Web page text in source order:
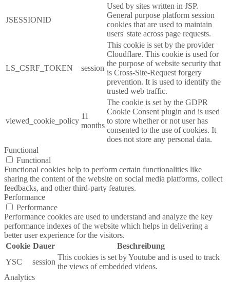
JSESSIONID
Used by sites written in JSP.
General purpose platform session
cookies that are used to maintain
users' state across page requests.
LS_CSRF_TOKEN session
This cookie is set by the provider
Cloudflare. This cookie is used for
the purpose of website security that
is Cross-Site-Request forgery
prevention. It is used to identify the
trusted web traffic.
viewed_cookie_policy
11
months
The cookie is set by the GDPR
Cookie Consent plugin and is used
to store whether or not user has
consented to the use of cookies. It
does not store any personal data.
Functional
Functional
Functional cookies help to perform certain functionalities like
sharing the content of the website on social media platforms, collect
feedbacks, and other third-party features.
Performance
Performance
Performance cookies are used to understand and analyze the key
performance indexes of the website which helps in delivering a
better user experience for the visitors.
Cookie Dauer
Beschreibung
YSC
session
This cookies is set by Youtube and is used to track
the views of embedded videos.
Analytics